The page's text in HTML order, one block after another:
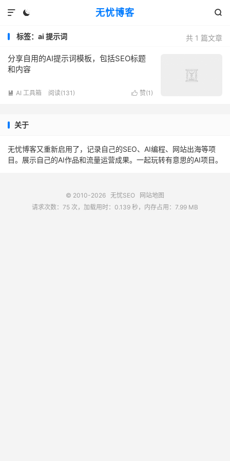
无忧博客
 

共 1 篇文章
标签：ai 提示词
分享自用的AI提示词模板，包括SEO标题
和内容
 赞(1 )
 AI 工具箱 阅读(131)
关于
无忧博客又重新启用了，记录自己的SEO、AI编程、网站出海等项
目。展示自己的AI作品和流量运营成果。一起玩转有意思的AI项目。
© 2010-2026 无忧SEO
网站地图
请求次数：75 次，加载用时：0.139 秒，内存占用：7.99 MB